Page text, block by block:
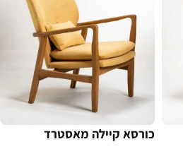
כורסא קיילה מאסטרד